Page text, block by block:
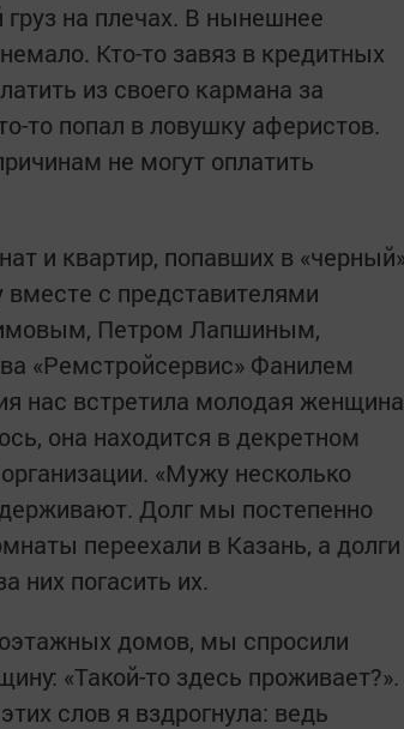
на плечах. В нынешнее
Кто-то завяз в кредитных
из своего кармана за
то попал в ловушку аферистов.
не могут оплатить
и квартир, попавших в
с представителями
Петром Лапшиным,
«Ремстройсервис» Фанилем
нас встретила молодая женщина
она находится в декретном
«Мужу несколько
Долг мы постепенно
переехали в Казань, а долги
них погасить их.
домов, мы спросили
«Такой-то здесь проживает?».
слов я вздрогнула: ведь